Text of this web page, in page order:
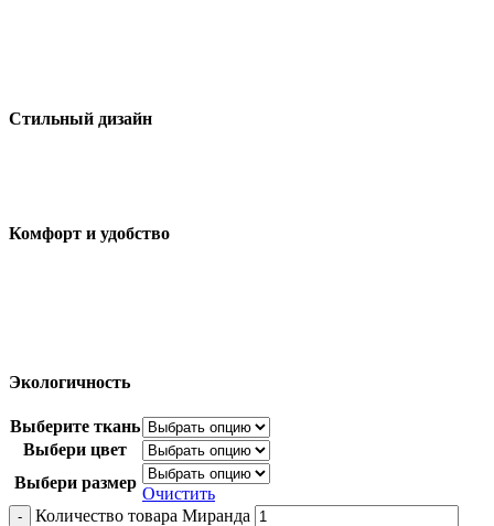
Стильный дизайн
Комфорт и удобство
Экологичность
Выберите ткань
Выбери цвет
Выбери размер
Очистить
Количество товара Миранда